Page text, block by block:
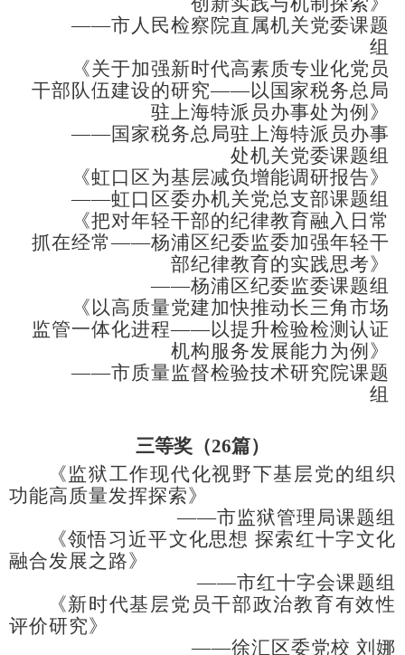
——市人民检察院直属机关党委课题
组
《关于加强新时代高素质专业化党员
干部队伍建设的研究——以国家税务总局
驻上海特派员办事处为例》
——国家税务总局驻上海特派员办事
处机关党委课题组
《虹口区为基层减负增能调研报告》
——虹口区委办机关党总支部课题组
《把对年轻干部的纪律教育融入日常
抓在经常——杨浦区纪委监委加强年轻干
部纪律教育的实践思考》
——杨浦区纪委监委课题组
《以高质量党建加快推动长三角市场
监管一体化进程——以提升检验检测认证
机构服务发展能力为例》
——市质量监督检验技术研究院课题
组
三等奖（26篇）
《监狱工作现代化视野下基层党的组织
功能高质量发挥探索》
——市监狱管理局课题组
《领悟习近平文化思想 探索红十字文化
融合发展之路》
——市红十字会课题组
《新时代基层党员干部政治教育有效性
评价研究》
——徐汇区委党校 刘娜